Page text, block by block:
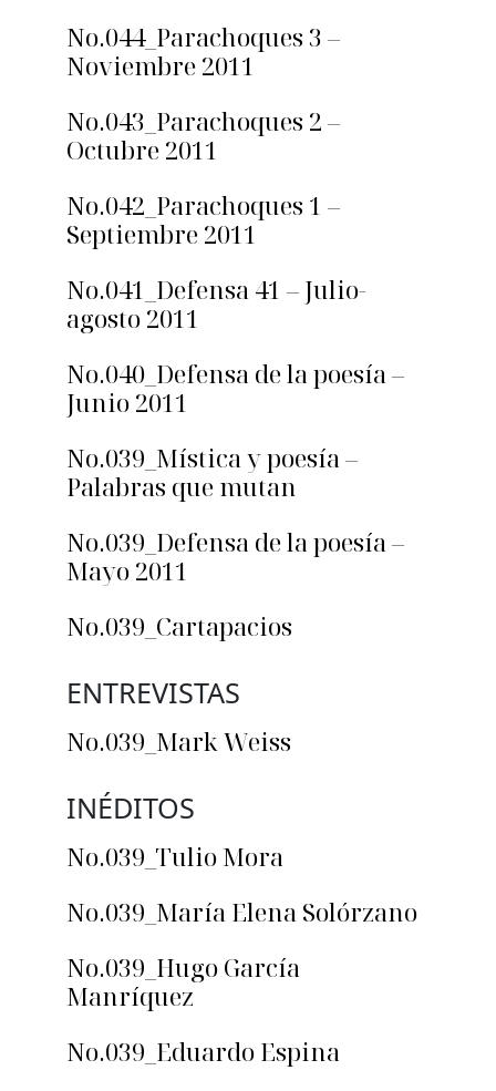
No.044_Parachoques 3 –
Noviembre 2011
No.043_Parachoques 2 –
Octubre 2011
No.042_Parachoques 1 –
Septiembre 2011
No.041_Defensa 41 – Julio-
agosto 2011
No.040_Defensa de la poesía –
Junio 2011
No.039_Mística y poesía –
Palabras que mutan
No.039_Defensa de la poesía –
Mayo 2011
No.039_Cartapacios
ENTREVISTAS
No.039_Mark Weiss
INÉDITOS
No.039_Tulio Mora
No.039_María Elena Solórzano
No.039_Hugo García
Manríquez
No.039_Eduardo Espina